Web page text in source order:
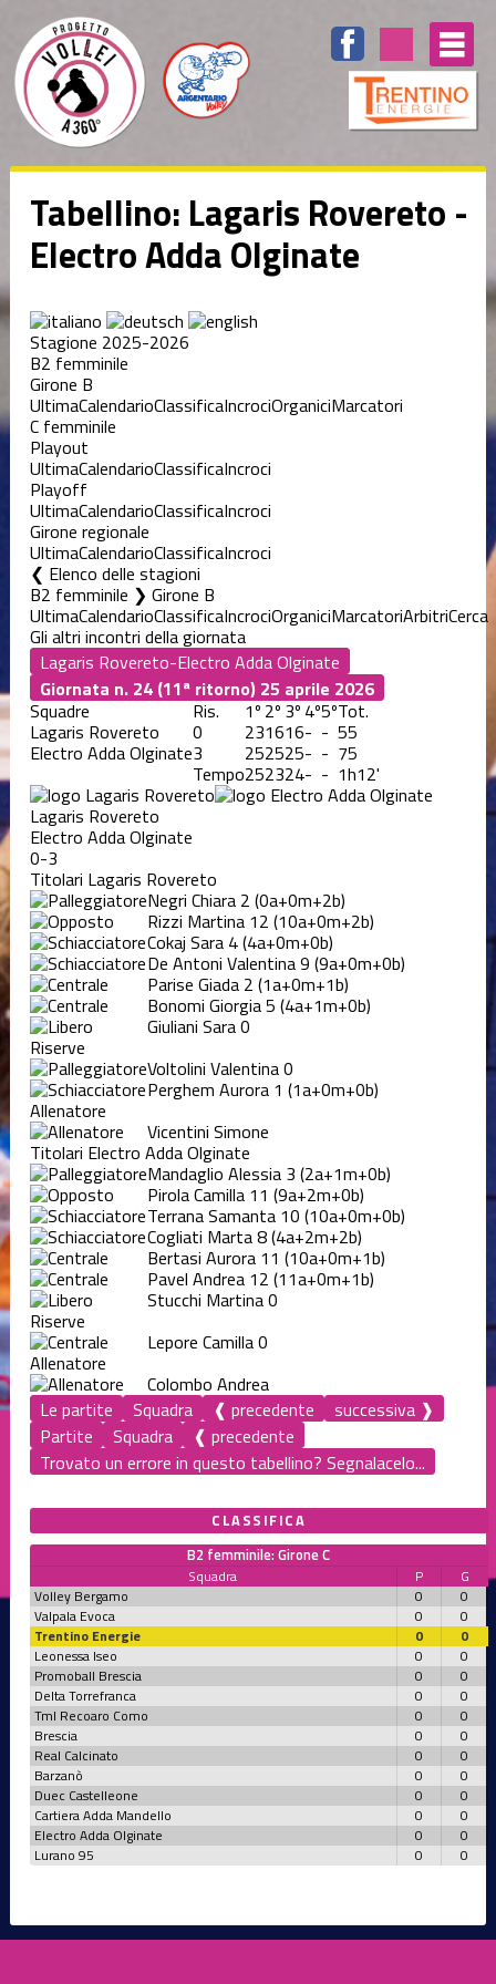
Tabellino: Lagaris Rovereto -
Electro Adda Olginate
Stagione 2025-2026
B2 femminile
Girone B
UltimaCalendarioClassificaIncrociOrganiciMarcatori
C femminile
Playout
UltimaCalendarioClassificaIncroci
Playoff
UltimaCalendarioClassificaIncroci
Girone regionale
UltimaCalendarioClassificaIncroci
Elenco delle stagioni
B2 femminile ❯ Girone B
UltimaCalendarioClassificaIncrociOrganiciMarcatoriArbitriCerca
Gli altri incontri della giornata
Giornata n. 24 (11ª ritorno) 25 aprile 2026
Squadre
Ris. 1º 2º 3º 4º5ºTot.
Lagaris Rovereto 0 231616- - 55
Electro Adda Olginate3 252525- - 75
Tempo252324- - 1h12'
Lagaris Rovereto
Electro Adda Olginate
0-3
Titolari Lagaris Rovereto
Negri Chiara 2 (0a+0m+2b)
Rizzi Martina 12 (10a+0m+2b)
Cokaj Sara 4(4a+0m+0b)
De Antoni Valentina9 (9a+0m+0b)
Parise Giada 2 (1a+0m+1b)
Bonomi Giorgia5 (4a+1m+0b)
Giuliani Sara0
Riserve
Voltolini Valentina0
Perghem Aurora 1 (1a+0m+0b)
Allenatore
Vicentini Simone
Titolari Electro Adda Olginate
Mandaglio Alessia 3 (2a+1m+0b)
Pirola Camilla 11 (9a+2m+0b)
Terrana Samanta 10 (10a+0m+0b)
Cogliati Marta8(4a+2m+2b)
Bertasi Aurora 11 (10a+0m+1b)
Pavel Andrea 12 (11a+0m+1b)
Stucchi Martina0
Riserve
Lepore Camilla0
Allenatore
Colombo Andrea
Le partite
Squadra ❰ precedente
successiva ❱
Partite
Squadra
❰ precedente
Trovato un errore in questo tabellino? Segnalacelo...
CLASSIFICA
B2 femminile: Girone C
Squadra P
G
Volley Bergamo
0
0
Valpala Evoca
0
0
Trentino Energie
0
0
Leonessa Iseo
0
0
Promoball Brescia
0
0
Delta Torrefranca
0
0
Tml Recoaro Como
0
0
Brescia
0
0
Real Calcinato
0
0
Barzanò
0
0
Duec Castelleone
0
0
Cartiera Adda Mandello
0
0
Electro Adda Olginate
0
0
Lurano 95
0 0